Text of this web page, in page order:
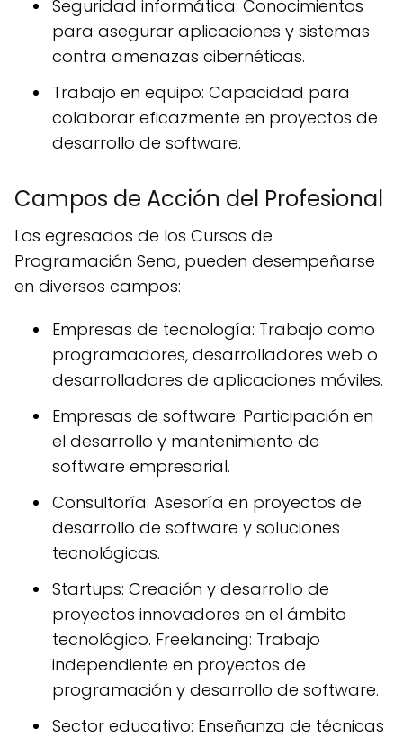
Seguridad informática: Conocimientos
para asegurar aplicaciones y sistemas
contra amenazas cibernéticas.
Trabajo en equipo: Capacidad para
colaborar eficazmente en proyectos de
desarrollo de software.
Campos de Acción del Profesional
Los egresados de los Cursos de
Programación Sena, pueden desempeñarse
en diversos campos:
Empresas de tecnología: Trabajo como
programadores, desarrolladores web o
desarrolladores de aplicaciones móviles.
Empresas de software: Participación en
el desarrollo y mantenimiento de
software empresarial.
Consultoría: Asesoría en proyectos de
desarrollo de software y soluciones
tecnológicas.
Startups: Creación y desarrollo de
proyectos innovadores en el ámbito
tecnológico. Freelancing: Trabajo
independiente en proyectos de
programación y desarrollo de software.
Sector educativo: Enseñanza de técnicas